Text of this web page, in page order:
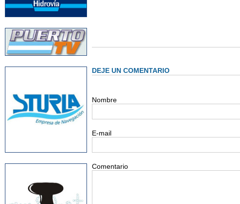
DEJE UN COMENTARIO
Nombre
E-mail
Comentario